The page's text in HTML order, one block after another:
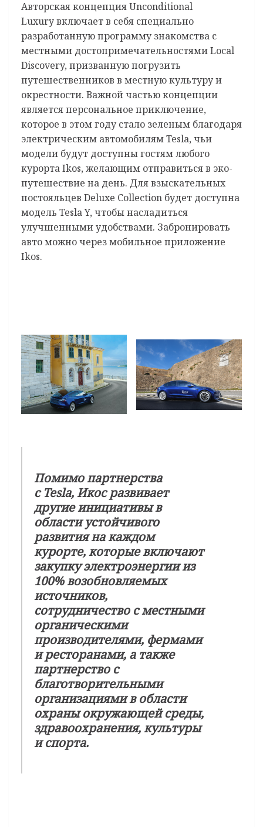
Авторская концепция Unconditional
Luxury включает в себя специально
разработанную программу знакомства с
местными достопримечательностями Local
Discovery, призванную погрузить
путешественников в местную культуру и
окрестности. Важной частью концепции
является персональное приключение,
которое в этом году стало зеленым благодаря
электрическим автомобилям Tesla, чьи
модели будут доступны гостям любого
курорта Ikos, желающим отправиться в эко-
путешествие на день. Для взыскательных
постояльцев Deluxe Collection будет доступна
модель Tesla Y, чтобы насладиться
улучшенными удобствами. Забронировать
авто можно через мобильное приложение
Ikos.
Помимо партнерства
с Tesla, Икос развивает
другие инициативы в
области устойчивого
развития на каждом
курорте, которые включают
закупку электроэнергии из
100% возобновляемых
источников,
сотрудничество с местными
органическими
производителями, фермами
и ресторанами, а также
партнерство с
благотворительными
организациями в области
охраны окружающей среды,
здравоохранения, культуры
и спорта.